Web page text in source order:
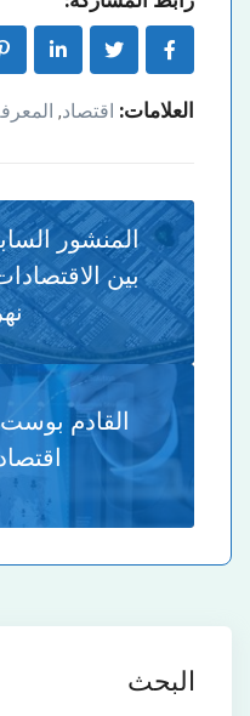
العلامات: اقتصاد,
المنشور
بين
القادم
البحث